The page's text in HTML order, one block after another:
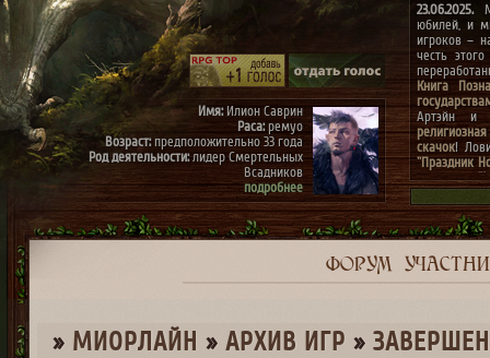
23.06.2025.
юбилей, и
игроков –
честь
Книга
Артэйн и
скачок!
"Праздник
конкурсах
архиве"(до
к
Имя:Илион Саврин
Раса:ремуо
Возраст:предположительно 33 года
Род деятельности:лидер Смертельных
Всадников
подробнее
Имя:Тэрис
Раса:ремуо
Возраст:предположительно 30 лет
подробнее
ФОРУМ
» МИОРЛАЙН » ­АРХИВ ИГР »